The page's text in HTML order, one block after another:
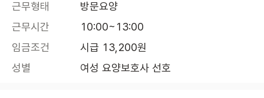
근무형태
방문요양
근무시간
10:00~13:00
임금조건
시급 13,200원
성별
여성 요양보호사 선호